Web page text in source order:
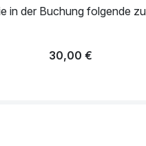
in der Buchung folgende
30,00 €